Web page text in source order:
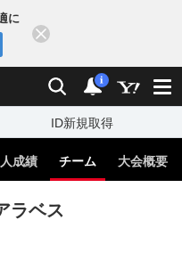
に
検索 通知
i
ID新規取得
成績 チーム 大会概要
ラベス